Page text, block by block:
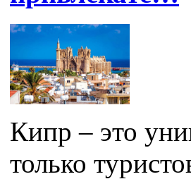
Кипр – это
только